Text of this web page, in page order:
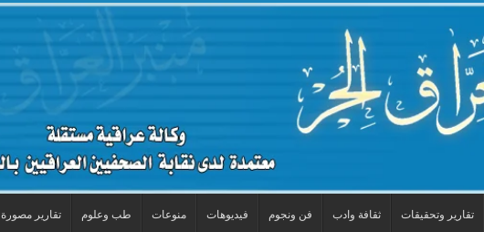
تقارير وتحقيقات ثقافة وادب فن ونجوم فيديوهات منوعات طب وعلوم تقارير مصورة